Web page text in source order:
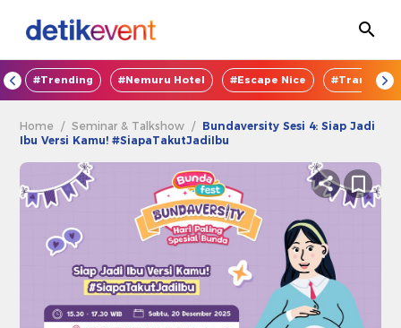
#Trending #Nemuru Hotel #Escape Nice
Home /Seminar & Talkshow / Bundaversity Sesi 4: Siap Jadi
Ibu Versi Kamu! #SiapaTakutJadiIbu